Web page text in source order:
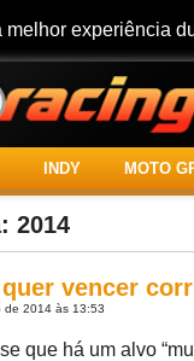
experiência
INDY MOTO
2014
vencer
de 2014 às 13:53
que há um alvo